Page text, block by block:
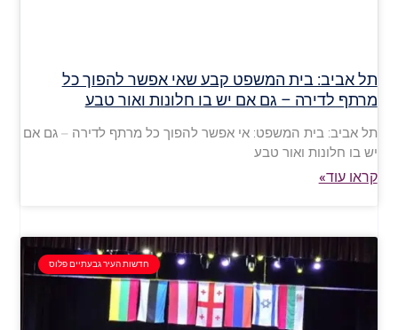
תל אביב: בית המשפט קבע שאי אפשר להפוך כל
מרתף לדירה – גם אם יש בו חלונות ואור טבע
תל אביב: בית המשפט: אי אפשר להפוך כל מרתף לדירה – גם אם
יש בו חלונות ואור טבע
קראו עוד»
חדשות העיר גבעתיים פלוס